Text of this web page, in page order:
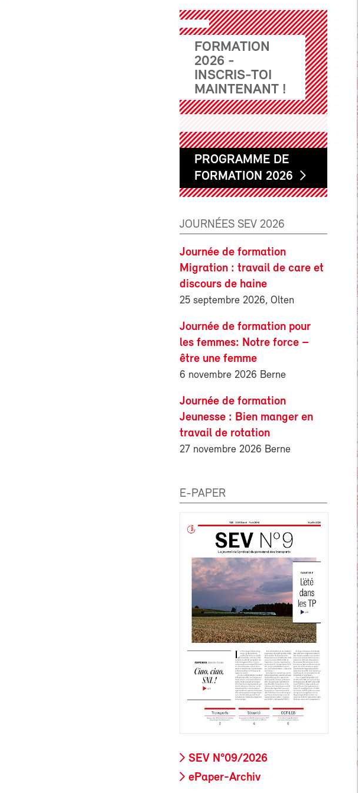
FORMATION
2026 -
INSCRIS-TOI
MAINTENANT !
PROGRAMME DE
FORMATION 2026
JOURNÉES SEV 2026
Journée de formation
Migration : travail de care et
discours de haine
25 septembre 2026, Olten
Journée de formation pour
les femmes: Notre force –
être une femme
6 novembre 2026 Berne
Journée de formation
Jeunesse : Bien manger en
travail de rotation
27 novembre 2026 Berne
E-PAPER
SEV N°09/2026
ePaper-Archiv